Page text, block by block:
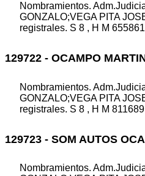
Nombramientos.
GONZALO;VEGA PITA
registrales. S 8 , H M
129722 - OCAMPO
Nombramientos.
GONZALO;VEGA PITA
registrales. S 8 , H M
129723 - SOM AUTOS
Nombramientos.